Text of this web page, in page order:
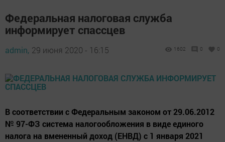
Федеральная налоговая служба
информирует спассцев
admin, 29 июня 2020 - 16:15 1602 0 0
​​​​​​​В соответствии с Федеральным законом от 29.06.2012
№ 97-ФЗ система налогообложения в виде единого
налога на вмененный доход (ЕНВД) с 1 января 2021